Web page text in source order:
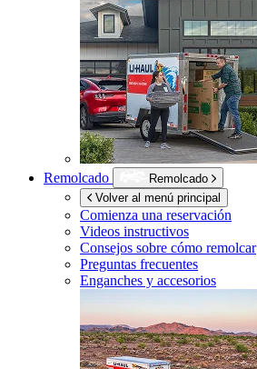
Remolcado
Remolcado
Volver al menú principal
Comienza una reservación
Videos instructivos
Consejos sobre cómo remolcar
Preguntas frecuentes
Enganches y accesorios